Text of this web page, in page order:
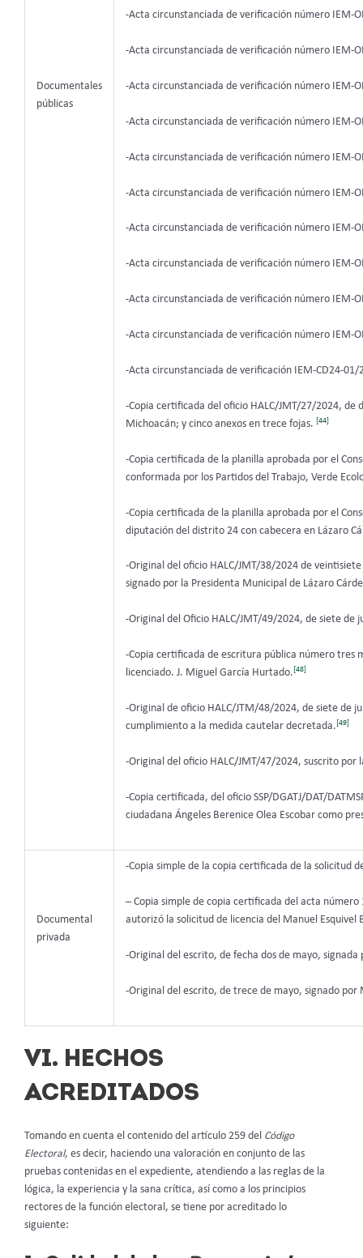
Documentales
públicas
-Acta circunstanciada de verificación número IEM-
-Acta circunstanciada de verificación número IEM-
-Acta circunstanciada de verificación número IEM-
-Acta circunstanciada de verificación número IEM-
-Acta circunstanciada de verificación número IEM-
-Acta circunstanciada de verificación número IEM-
-Acta circunstanciada de verificación número IEM-
-Acta circunstanciada de verificación número IEM-
-Acta circunstanciada de verificación número IEM-
-Acta circunstanciada de verificación número IEM-
-Acta circunstanciada de verificación IEM-CD24-01/
-Copia certificada del oficio HALC/JMT/27/2024, de
Michoacán; y cinco anexos en trece fojas. [44]
-Copia certificada de la planilla aprobada por el
conformada por los Partidos del Trabajo, Verde
-Copia certificada de la planilla aprobada por el
diputación del distrito 24 con cabecera en Lázaro
-Original del oficio HALC/JMT/38/2024 de
signado por la Presidenta Municipal de Lázaro
-Original del Oficio HALC/JMT/49/2024, de siete de
-Copia certificada de escritura pública número tres
licenciado. J. Miguel García Hurtado.[48]
-Original de oficio HALC/JTM/48/2024, de siete de
cumplimiento a la medida cautelar decretada.[49]
-Original del oficio HALC/JMT/47/2024, suscrito
-Copia certificada, del oficio SSP/DGATJ/DAT/
ciudadana Ángeles Berenice Olea Escobar como
Documental
privada
-Copia simple de la copia certificada de la solicitud
– Copia simple de copia certificada del acta
autorizó la solicitud de licencia del Manuel
-Original del escrito, de fecha dos de mayo,
-Original del escrito, de trece de mayo, signado por
VI. HECHOS
ACREDITADOS
Tomando en cuenta el contenido del artículo 259 del Código
Electoral, es decir, haciendo una valoración en conjunto de las
pruebas contenidas en el expediente, atendiendo a las reglas de la
lógica, la experiencia y la sana crítica, así como a los principios
rectores de la función electoral, se tiene por acreditado lo
siguiente: